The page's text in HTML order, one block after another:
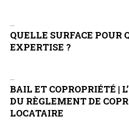
...
QUELLE SURFACE POUR
EXPERTISE ?
...
BAIL ET COPROPRIÉTÉ |
DU RÈGLEMENT DE
LOCATAIRE